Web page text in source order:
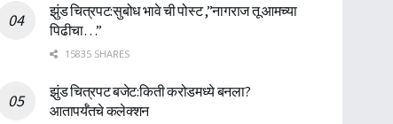
झुंड चित्रपट:सुबोध भावे ची पोस्ट ,”नागराज तू आमच्या
पिढीचा…”
15835 SHARES
झुंड चित्रपट बजेट:किती करोडमध्ये बनला?
आतापर्यँतचे कलेक्शन